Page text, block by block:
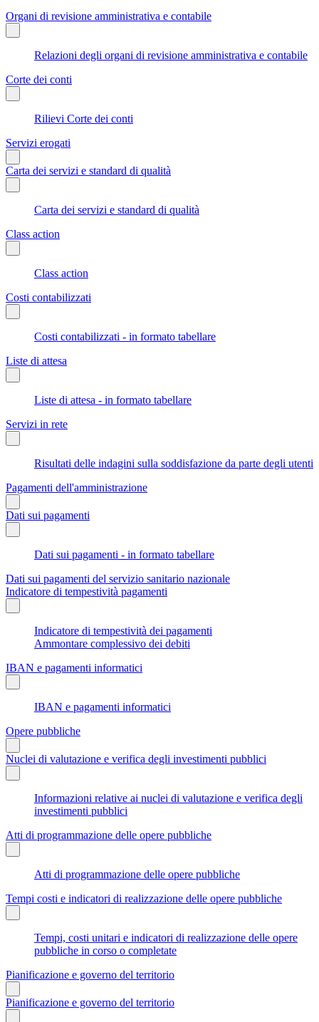
Organi di revisione amministrativa e contabile
Relazioni degli organi di revisione amministrativa e contabile
Corte dei conti
Rilievi Corte dei conti
Servizi erogati
Carta dei servizi e standard di qualità
Carta dei servizi e standard di qualità
Class action
Class action
Costi contabilizzati
Costi contabilizzati - in formato tabellare
Liste di attesa
Liste di attesa - in formato tabellare
Servizi in rete
Risultati delle indagini sulla soddisfazione da parte degli utenti
Pagamenti dell'amministrazione
Dati sui pagamenti
Dati sui pagamenti - in formato tabellare
Dati sui pagamenti del servizio sanitario nazionale
Indicatore di tempestività pagamenti
Indicatore di tempestività dei pagamenti
Ammontare complessivo dei debiti
IBAN e pagamenti informatici
IBAN e pagamenti informatici
Opere pubbliche
Nuclei di valutazione e verifica degli investimenti pubblici
Informazioni relative ai nuclei di valutazione e verifica degli
investimenti pubblici
Atti di programmazione delle opere pubbliche
Atti di programmazione delle opere pubbliche
Tempi costi e indicatori di realizzazione delle opere pubbliche
Tempi, costi unitari e indicatori di realizzazione delle opere
pubbliche in corso o completate
Pianificazione e governo del territorio
Pianificazione e governo del territorio